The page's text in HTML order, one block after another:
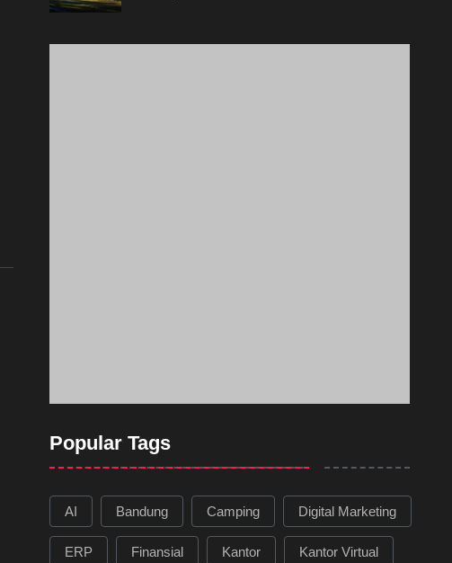
Popular Tags
AI Bandung Camping Digital Marketing
ERP Finansial Kantor Kantor Virtual